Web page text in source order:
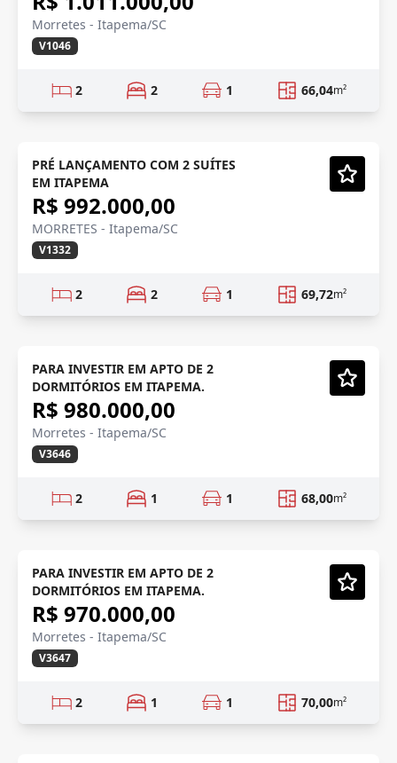
Morretes - Itapema/SC
V1046
2 2 1 66,04m²
INVESTIMENTO
Vídeo
Em Construção
PRÉ LANÇAMENTO COM 2 SUÍTES
EM ITAPEMA
R$ 992.000,00
MORRETES - Itapema/SC
V1332
2 2 1 69,72m²
ENTREGA 2028
Vídeo
Em Construção
PARA INVESTIR EM APTO DE 2
DORMITÓRIOS EM ITAPEMA.
R$ 980.000,00
Morretes - Itapema/SC
V3646
2 1 1 68,00m²
ENTREGA 2028
Vídeo
Em Construção
PARA INVESTIR EM APTO DE 2
DORMITÓRIOS EM ITAPEMA.
R$ 970.000,00
Morretes - Itapema/SC
V3647
2 1 1 70,00m²